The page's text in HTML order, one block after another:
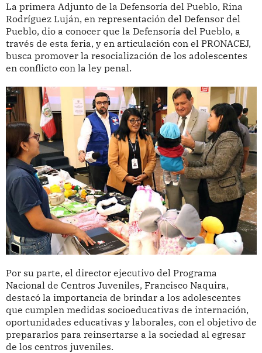
La primera Adjunto de la Defensoría del Pueblo, Rina
Rodríguez Luján, en representación del Defensor del
Pueblo, dio a conocer que la Defensoría del Pueblo, a
través de esta feria, y en articulación con el PRONACEJ,
busca promover la resocialización de los adolescentes
en conflicto con la ley penal.
Por su parte, el director ejecutivo del Programa
Nacional de Centros Juveniles, Francisco Naquira,
destacó la importancia de brindar a los adolescentes
que cumplen medidas socioeducativas de internación,
oportunidades educativas y laborales, con el objetivo de
prepararlos para reinsertarse a la sociedad al egresar
de los centros juveniles.